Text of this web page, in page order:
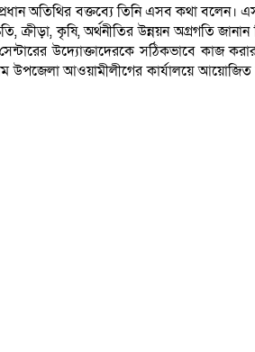
অতিথির বক্তব্যে তিনি এসব কথা
কৃষি, অর্থনীতির উন্নয়ন অগ্রগতি
সেন্টারের উদ্যোক্তাদেরকে সঠিকভাবে কাজ
উপজেলা আওয়ামীলীগের কার্যালয়ে